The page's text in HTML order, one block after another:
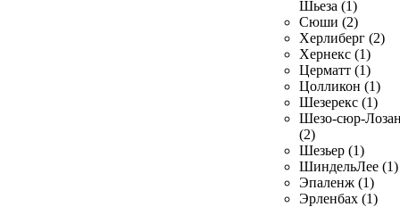
Шьеза (1)
Сюши (2)
Херлиберг (2)
Хернекс (1)
Церматт (1)
Цолликон (1)
Шезерекс (1)
Шезо-сюр-
(2)
Шезьер (1)
ШиндельЛее (1)
Эпаленж (1)
Эрленбах (1)